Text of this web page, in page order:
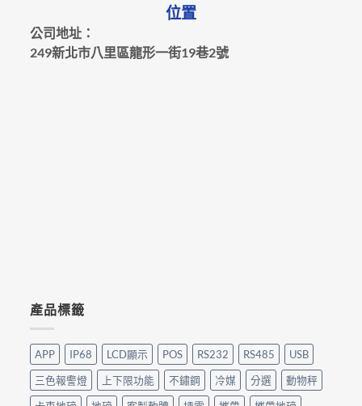
位置
公司地址：
249新北市八里區龍形一街19巷2號
產品標籤
APP IP68 LCD顯示 POS RS232 RS485
USB
三色報警燈
上下限功能 不鏽鋼 冷媒 分選
動物秤